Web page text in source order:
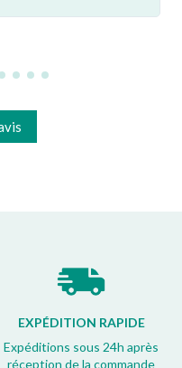
EXPÉDITION RAPIDE
Expéditions sous 24h après
réception de la commande